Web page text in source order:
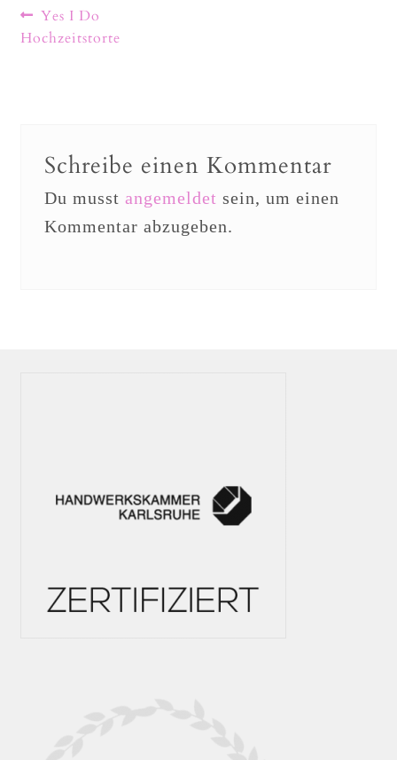
Yes I Do
Hochzeitstorte
Schreibe einen Kommentar
Du musst angemeldet sein, um einen
Kommentar abzugeben.